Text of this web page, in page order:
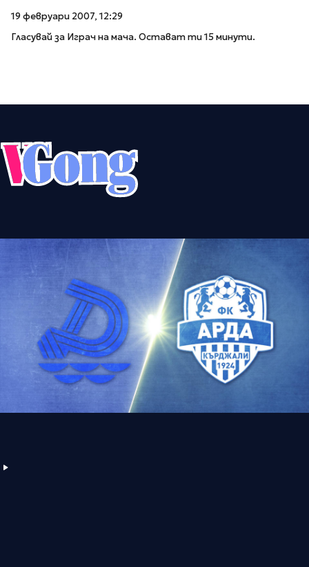
19 февруари 2007, 12:29
Гласувай за Играч на мача. Остават ти 15 минути.